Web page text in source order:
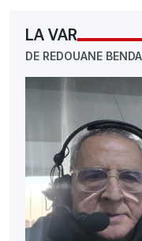
LA VAR
DE REDOUANE